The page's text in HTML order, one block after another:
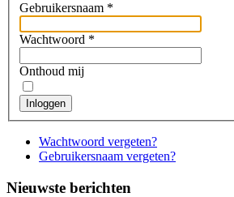
Gebruikersnaam *
Wachtwoord *
Onthoud mij
Inloggen
Wachtwoord vergeten?
Gebruikersnaam vergeten?
Nieuwste berichten